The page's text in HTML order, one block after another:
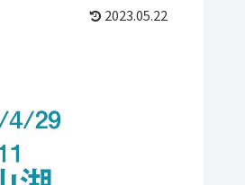
2023.05.22